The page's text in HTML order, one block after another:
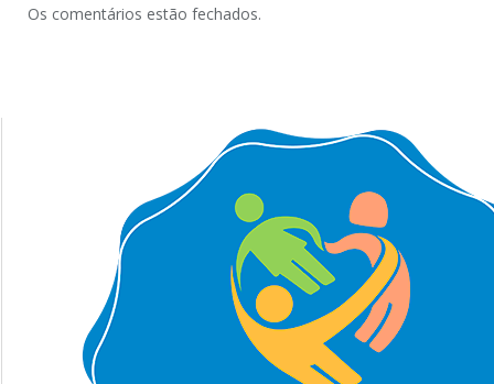
Os comentários estão fechados.